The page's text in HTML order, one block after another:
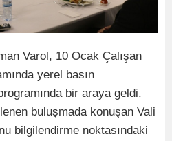
Varol, 10 Ocak Çalışan
yerel basın
bir araya geldi.
buluşmada konuşan Vali
bilgilendirme noktasındaki